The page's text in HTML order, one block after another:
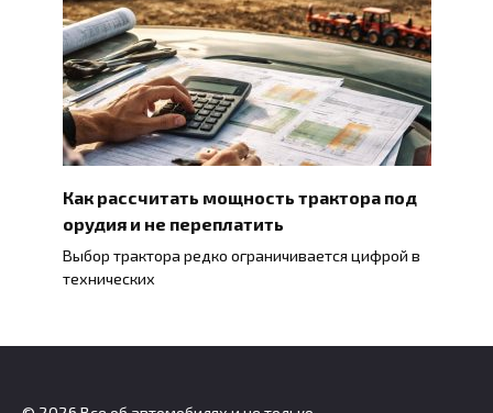
Как рассчитать мощность трактора под
орудия и не переплатить
Выбор трактора редко ограничивается цифрой в
технических